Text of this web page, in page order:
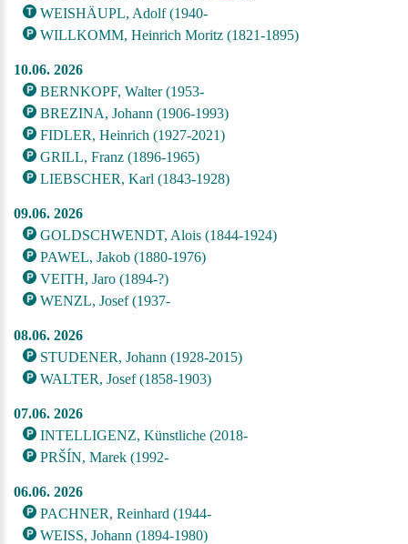
WEISHÄUPL, Adolf (1940-
WILLKOMM, Heinrich Moritz (1821-1895)
10.06. 2026
BERNKOPF, Walter (1953-
BREZINA, Johann (1906-1993)
FIDLER, Heinrich (1927-2021)
GRILL, Franz (1896-1965)
LIEBSCHER, Karl (1843-1928)
09.06. 2026
GOLDSCHWENDT, Alois (1844-1924)
PAWEL, Jakob (1880-1976)
VEITH, Jaro (1894-?)
WENZL, Josef (1937-
08.06. 2026
STUDENER, Johann (1928-2015)
WALTER, Josef (1858-1903)
07.06. 2026
INTELLIGENZ, Künstliche (2018-
PRŠÍN, Marek (1992-
06.06. 2026
PACHNER, Reinhard (1944-
WEISS, Johann (1894-1980)